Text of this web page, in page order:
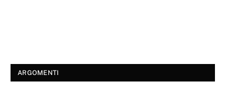
ARGOMENTI